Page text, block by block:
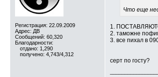
Регистрация: 22.09.2009
Адрес: ДВ
Сообщений: 60,320
Благодарности:
отдано: 1,290
получено: 4,743/4,312
Что еще
1.
2. таможне
3. все пихал в
серт по госту?